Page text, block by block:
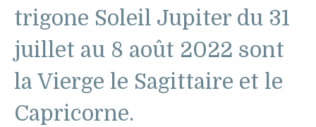
trigone Soleil Jupiter du 31
juillet au 8 août 2022 sont
la Vierge le Sagittaire et le
Capricorne.